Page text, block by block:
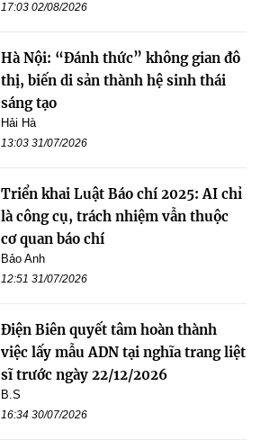
17:03 02/08/2026
Hà Nội: “Đánh thức” không gian đô
thị, biến di sản thành hệ sinh thái
sáng tạo
Hải Hà
13:03 31/07/2026
Triển khai Luật Báo chí 2025: AI chỉ
là công cụ, trách nhiệm vẫn thuộc
cơ quan báo chí
Bảo Anh
12:51 31/07/2026
Điện Biên quyết tâm hoàn thành
việc lấy mẫu ADN tại nghĩa trang liệt
sĩ trước ngày 22/12/2026
B.S
16:34 30/07/2026